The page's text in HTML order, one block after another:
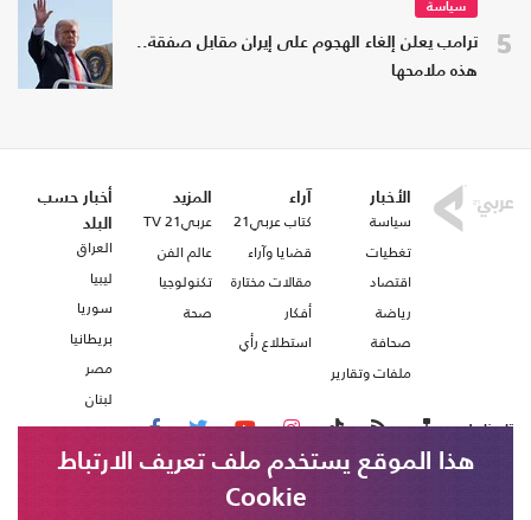
5
سياسة
ترامب يعلن إلغاء الهجوم على إيران مقابل صفقة..
هذه ملامحها
الأخبار
سياسة
تغطيات
اقتصاد
رياضة
صحافة
ملفات وتقارير
آراء
كتاب عربي21
قضايا وآراء
مقالات مختارة
أفكار
استطلاع رأي
المزيد
عربي21 TV
عالم الفن
تكنولوجيا
صحة
أخبار حسب
البلد
العراق
ليبيا
سوريا
بريطانيا
مصر
لبنان
تابعنا على
هذا الموقع يستخدم ملف تعريف الارتباط
Cookie